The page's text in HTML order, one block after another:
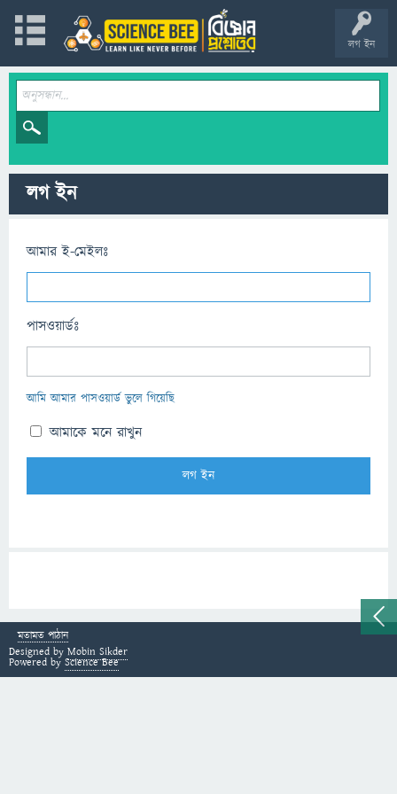
লগ ইন
লগ ইন
আমার ই-মেইলঃ
পাসওয়ার্ডঃ
আমি আমার পাসওয়ার্ড ভুলে গিয়েছি
আমাকে মনে রাখুন
মতামত পাঠান
Designed by Mobin Sikder
Powered by Science Bee